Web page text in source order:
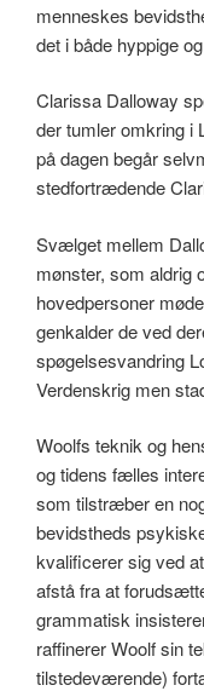
menneskes
det i både hyppige
Clarissa Dalloway
der tumler omkring i
på dagen begår
stedfortrædende
Svælget mellem
mønster, som aldrig
hovedpersoner
genkalder de ved
spøgelsesvandring
Verdenskrig men
Woolfs teknik og
og tidens fælles
som tilstræber en
bevidstheds
kvalificerer sig ved
afstå fra at
grammatisk
raffinerer Woolf sin
tilstedeværende)